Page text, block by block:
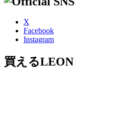
X
Facebook
Instagram
買えるLEON